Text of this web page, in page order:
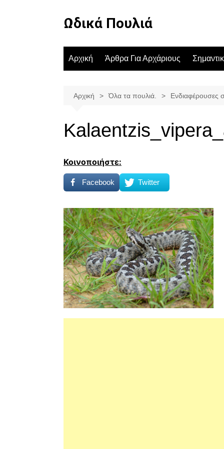
Ωδικά Πουλιά
Αρχική Άρθρα Για Αρχάριους
Αρχική Όλα τα πουλιά. Ενδιαφέρουσες
Κοινοποιήστε:
Facebook Twitter